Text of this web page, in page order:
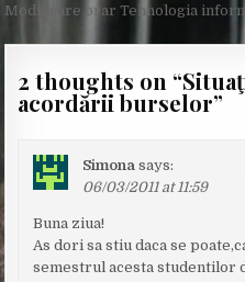
navigation
Modificare orar Tehnologia
2 thoughts on “
acordării burselor”
Simona says:
06/03/2011 at 11:59
Buna ziua!
As dori sa stiu daca se
semestrul acesta studentilor